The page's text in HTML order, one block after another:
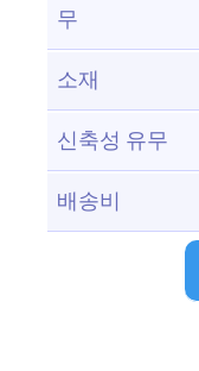
무
소재
신축성 유무
배송비